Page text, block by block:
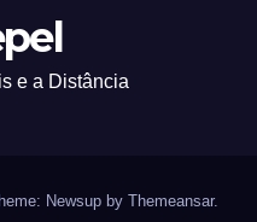
e a Distância
Newsup by Themeansar.